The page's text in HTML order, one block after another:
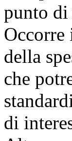
punto
della
che
di